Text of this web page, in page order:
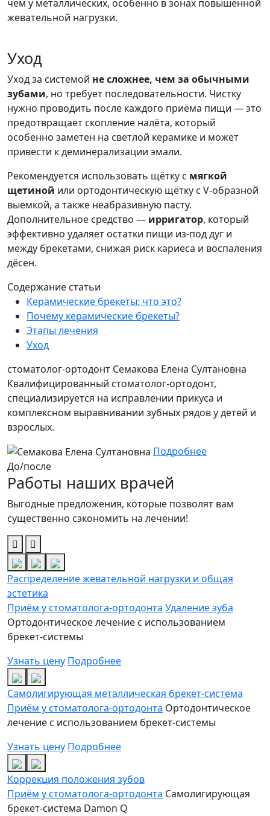
чем у металлических, особенно в зонах повышенной
жевательной нагрузки.
Уход
Уход за системой не сложнее, чем за обычными
зубами, но требует последовательности. Чистку
нужно проводить после каждого приёма пищи — это
предотвращает скопление налёта, который
особенно заметен на светлой керамике и может
привести к деминерализации эмали.
Рекомендуется использовать щётку с мягкой
щетиной или ортодонтическую щётку с V-образной
выемкой, а также неабразивную пасту.
Дополнительное средство — ирригатор, который
эффективно удаляет остатки пищи из-под дуг и
между брекетами, снижая риск кариеса и воспаления
дёсен.
Содержание статьи
Керамические брекеты: что это?
Почему керамические брекеты?
Этапы лечения
Уход
стоматолог-ортодонт Семакова Елена Султановна
Квалифицированный стоматолог-ортодонт,
специализируется на исправлении прикуса и
комплексном выравнивании зубных рядов у детей и
взрослых.
Подробнее
До/после
Работы наших врачей
Выгодные предложения, которые позволят вам
существенно сэкономить на лечении!
Распределение жевательной нагрузки и общая
эстетика
Приём у стоматолога-ортодонта Удаление зуба
Ортодонтическое лечение с использованием
брекет-системы
Узнать цену Подробнее
Самолигирующая металлическая брекет-система
Приём у стоматолога-ортодонта Ортодонтическое
лечение с использованием брекет-системы
Узнать цену Подробнее
Коррекция положения зубов
Приём у стоматолога-ортодонта Самолигирующая
брекет-система Damon Q